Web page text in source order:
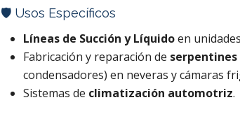
🛡️ Usos Específicos
Líneas de Succión y Líquidoen unidades
Fabricación y reparación de
condensadores) en neveras y cámaras
Sistemas de climatización automotriz.